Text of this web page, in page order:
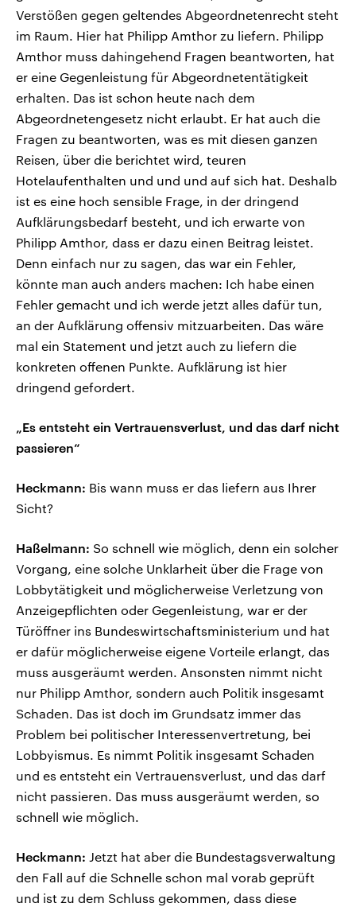
Verstößen gegen geltendes Abgeordnetenrecht steht
im Raum. Hier hat Philipp Amthor zu liefern. Philipp
Amthor muss dahingehend Fragen beantworten, hat
er eine Gegenleistung für Abgeordnetentätigkeit
erhalten. Das ist schon heute nach dem
Abgeordnetengesetz nicht erlaubt. Er hat auch die
Fragen zu beantworten, was es mit diesen ganzen
Reisen, über die berichtet wird, teuren
Hotelaufenthalten und und und auf sich hat. Deshalb
ist es eine hoch sensible Frage, in der dringend
Aufklärungsbedarf besteht, und ich erwarte von
Philipp Amthor, dass er dazu einen Beitrag leistet.
Denn einfach nur zu sagen, das war ein Fehler,
könnte man auch anders machen: Ich habe einen
Fehler gemacht und ich werde jetzt alles dafür tun,
an der Aufklärung offensiv mitzuarbeiten. Das wäre
mal ein Statement und jetzt auch zu liefern die
konkreten offenen Punkte. Aufklärung ist hier
dringend gefordert.
„Es entsteht ein Vertrauensverlust, und das darf nicht
passieren“
Heckmann: Bis wann muss er das liefern aus Ihrer
Sicht?
Haßelmann: So schnell wie möglich, denn ein solcher
Vorgang, eine solche Unklarheit über die Frage von
Lobbytätigkeit und möglicherweise Verletzung von
Anzeigepflichten oder Gegenleistung, war er der
Türöffner ins Bundeswirtschaftsministerium und hat
er dafür möglicherweise eigene Vorteile erlangt, das
muss ausgeräumt werden. Ansonsten nimmt nicht
nur Philipp Amthor, sondern auch Politik insgesamt
Schaden. Das ist doch im Grundsatz immer das
Problem bei politischer Interessenvertretung, bei
Lobbyismus. Es nimmt Politik insgesamt Schaden
und es entsteht ein Vertrauensverlust, und das darf
nicht passieren. Das muss ausgeräumt werden, so
schnell wie möglich.
Heckmann: Jetzt hat aber die Bundestagsverwaltung
den Fall auf die Schnelle schon mal vorab geprüft
und ist zu dem Schluss gekommen, dass diese